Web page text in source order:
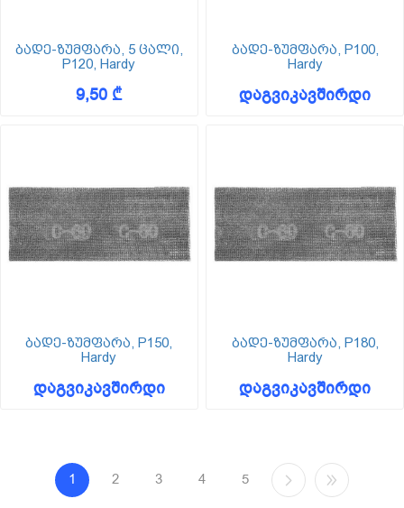
ბადე-ზუმფარა, 5 ცალი,
P120, Hardy
9,50 ₾
ბადე-ზუმფარა, P100,
Hardy
დაგვიკავშირდი
ბადე-ზუმფარა, P150,
Hardy
დაგვიკავშირდი
ბადე-ზუმფარა, P180,
Hardy
დაგვიკავშირდი
1 2 3 4 5